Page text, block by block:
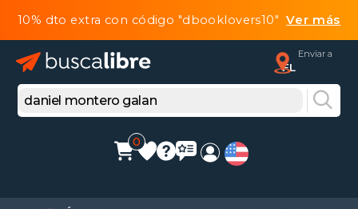
10% dto extra con código "dbooklovers10"Ver más
Enviar a
FL
0